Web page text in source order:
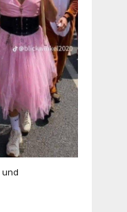
und